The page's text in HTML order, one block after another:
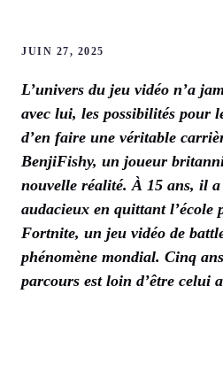
JUIN 27, 2025
L’univers du jeu vidéo n’a
avec lui, les possibilités pour
d’en faire une véritable
BenjiFishy, un joueur
nouvelle réalité. À 15 ans, il
audacieux en quittant l’école
Fortnite, un jeu vidéo de
phénomène mondial. Cinq
parcours est loin d’être celui